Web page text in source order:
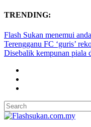
TRENDING:
Flash Sukan menemui
Terengganu FC ‘guris’
Disebalik kempunan piala